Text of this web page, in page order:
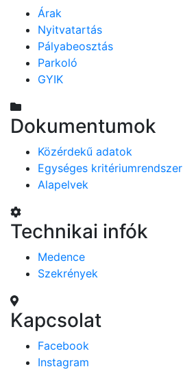
Árak
Nyitvatartás
Pályabeosztás
Parkoló
GYIK
Dokumentumok
Közérdekű adatok
Egységes kritériumrendszer
Alapelvek
Technikai infók
Medence
Szekrények
Kapcsolat
Facebook
Instagram